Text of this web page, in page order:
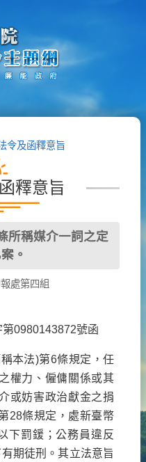
令及函釋意旨
釋意旨
所稱媒介一詞之定
。
處第四組
0980143872號函
本法)第6條規定，任
權力、僱傭關係或其
或妨害政治獻金之捐
28條規定，處新臺幣
下罰鍰；公務員違反
期徒刑。其立法意旨